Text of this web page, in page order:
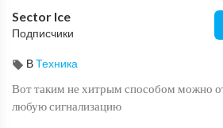
Sector Ice
Подписчики
ВТехника
Вот таким не хитрым способом можно
любую сигнализацию